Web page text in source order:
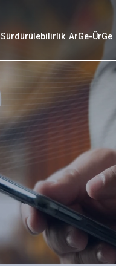
Sürdürülebilirlik ArGe-ÜrGe